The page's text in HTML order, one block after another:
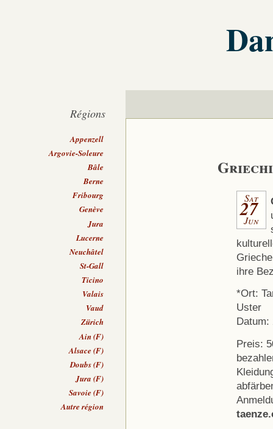
Sat
27
Jun
ihre
*Ort:
Uster
Datum:
Preis:
Régions
Appenzell
Argovie-Soleure
Bâle
Berne
Fribourg
Genève
Jura
Lucerne
Neuchâtel
St-Gall
Ticino
Valais
Vaud
Zürich
Ain (F)
Alsace (F)
Doubs (F)
Jura (F)
Savoie (F)
Autre région